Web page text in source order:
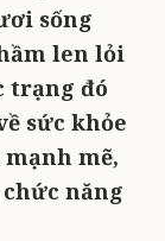
sống
len lỏi
trạng đó
sức khỏe
mạnh mẽ,
năng